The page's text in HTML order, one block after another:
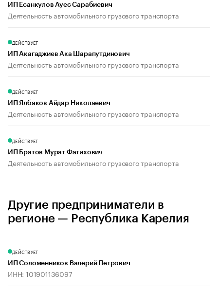
ИП Есанкулов Ауес Сарабиевич
Деятельность автомобильного грузового транспорта
ДЕЙСТВУЕТ
ИП Акагаджиев Ака Шарапутдинович
Деятельность автомобильного грузового транспорта
ДЕЙСТВУЕТ
ИП Ялбаков Айдар Николаевич
Деятельность автомобильного грузового транспорта
ДЕЙСТВУЕТ
ИП Братов Мурат Фатихович
Деятельность автомобильного грузового транспорта
Другие предприниматели в
регионе — Республика Карелия
ДЕЙСТВУЕТ
ИП Соломенников Валерий Петрович
ИНН: 101901136097